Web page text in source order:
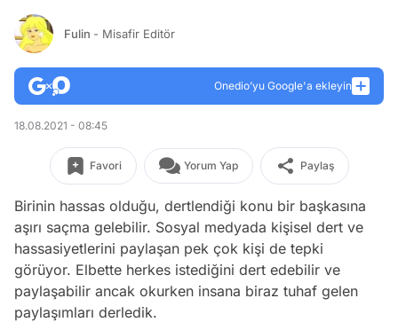
Fulin - Misafir Editör
Onedio’yu Google'a ekleyin
18.08.2021 - 08:45
Favori Yorum Yap Paylaş
Birinin hassas olduğu, dertlendiği konu bir başkasına
aşırı saçma gelebilir. Sosyal medyada kişisel dert ve
hassasiyetlerini paylaşan pek çok kişi de tepki
görüyor. Elbette herkes istediğini dert edebilir ve
paylaşabilir ancak okurken insana biraz tuhaf gelen
paylaşımları derledik.